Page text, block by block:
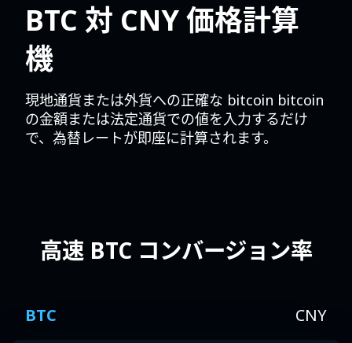
BTC 対 CNY 価格計算
機
現地通貨または外貨への正確な bitcoin bitcoin
の金額または法定通貨での値を入力するだけ
で、為替レートが即座に計算されます。
高速 BTC コンバージョン率
BTC CNY